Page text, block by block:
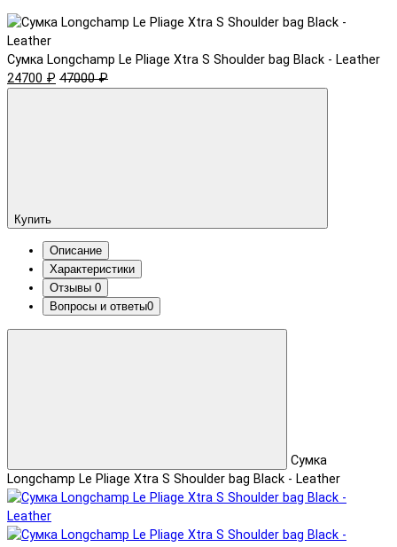
Сумка Longchamp Le Pliage Xtra S Shoulder bag Black - Leather
24700 ₽ 47000 ₽
Купить
Описание
Характеристики
Отзывы 0
Вопросы и ответы0
Сумка
Longchamp Le Pliage Xtra S Shoulder bag Black - Leather